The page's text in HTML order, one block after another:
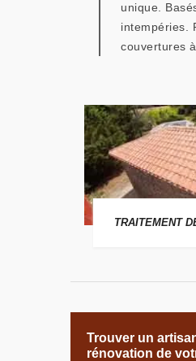
unique.
intempéries.
couvertures
TRAITEMENT
Trouver un
rénovation de